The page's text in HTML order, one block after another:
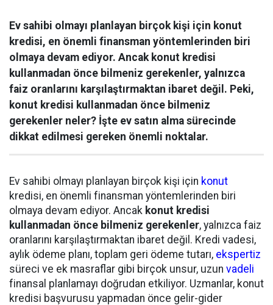
Ev sahibi olmayı planlayan birçok kişi için konut
kredisi, en önemli finansman yöntemlerinden biri
olmaya devam ediyor. Ancak konut kredisi
kullanmadan önce bilmeniz gerekenler, yalnızca
faiz oranlarını karşılaştırmaktan ibaret değil. Peki,
konut kredisi kullanmadan önce bilmeniz
gerekenler neler? İşte ev satın alma sürecinde
dikkat edilmesi gereken önemli noktalar.
Ev sahibi olmayı planlayan birçok kişi için konut
kredisi, en önemli finansman yöntemlerinden biri
olmaya devam ediyor. Ancak konut kredisi
kullanmadan önce bilmeniz gerekenler, yalnızca faiz
oranlarını karşılaştırmaktan ibaret değil. Kredi vadesi,
aylık ödeme planı, toplam geri ödeme tutarı, ekspertiz
süreci ve ek masraflar gibi birçok unsur, uzun vadeli
finansal planlamayı doğrudan etkiliyor. Uzmanlar, konut
kredisi başvurusu yapmadan önce gelir-gider